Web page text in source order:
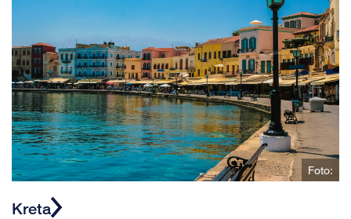
Foto:
Kreta